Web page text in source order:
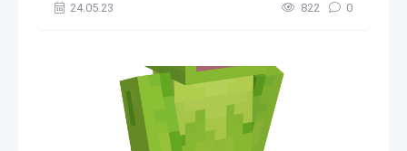
24.05.23 822 0